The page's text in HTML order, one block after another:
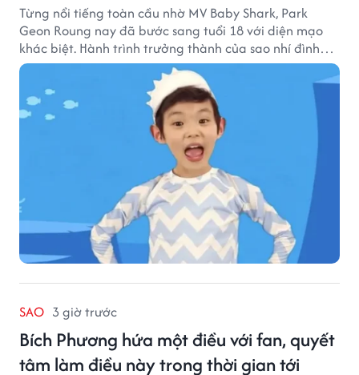
Từng nổi tiếng toàn cầu nhờ MV Baby Shark, Park
Geon Roung nay đã bước sang tuổi 18 với diện mạo
khác biệt. Hành trình trưởng thành của sao nhí đình
đám một thời đang thu hút sự quan tâm của nhiều
SAO 3 giờ trước
Bích Phương hứa một điều với fan, quyết
tâm làm điều này trong thời gian tới